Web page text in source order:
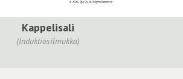
Kappelisali
(Induktiosilmukka)